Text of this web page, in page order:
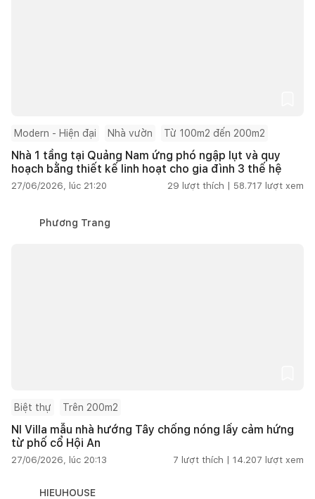
Modern - Hiện đại Nhà vườn Từ 100m2 đến 200m2
Nhà 1 tầng tại Quảng Nam ứng phó ngập lụt và quy
hoạch bằng thiết kế linh hoạt cho gia đình 3 thế hệ
27/06/2026, lúc 21:20 29 lượt thích | 58.717 lượt xem
Phương Trang
Biệt thự Trên 200m2
NI Villa mẫu nhà hướng Tây chống nóng lấy cảm hứng
từ phố cổ Hội An
27/06/2026, lúc 20:13 7 lượt thích | 14.207 lượt xem
HIEUHOUSE